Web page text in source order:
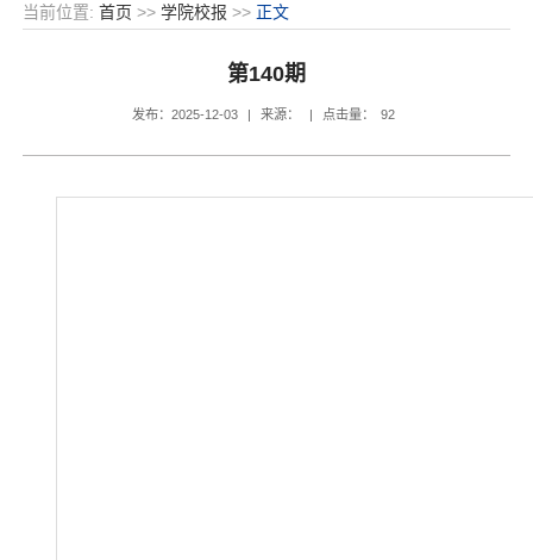
当前位置: 首页 >> 学院校报 >> 正文
第140期
发布：2025-12-03 | 来源： | 点击量： 92